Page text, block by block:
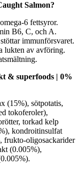
Salmon?
6 fettsyror.
B6, C, och A.
immunförsvaret.
lukten av avföring.
& superfoods | 0%
(15%), sötpotatis,
tokoferoler),
torkad kelp
kondroitinsulfat
frukto-oligosackarider
(0.005%),